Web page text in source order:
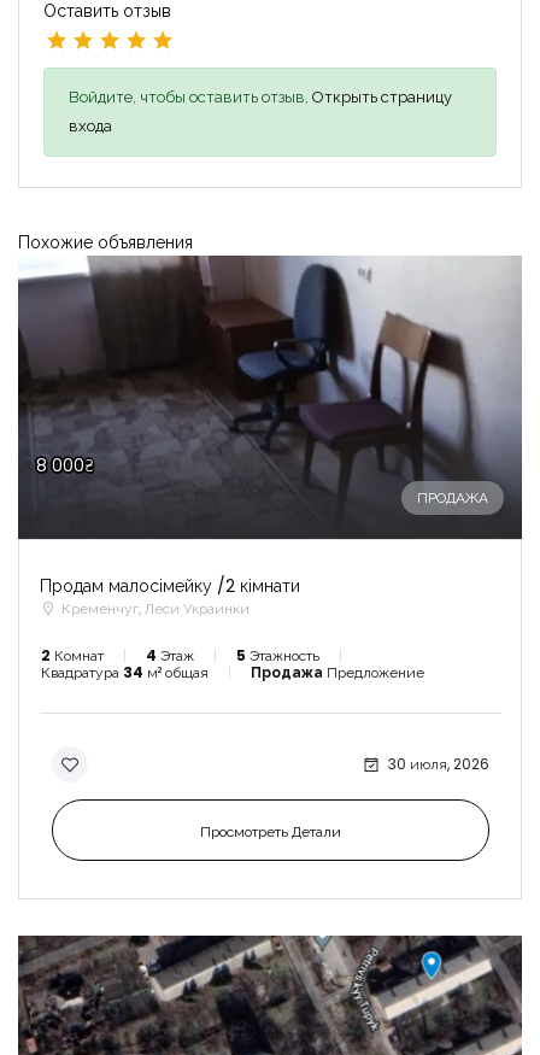
Оставить отзыв
Войдите, чтобы оставить отзыв, Открыть страницу
входа
Похожие объявления
8 000₴
ПРОДАЖА
Продам малосімейку /2 кімнати
Кременчуг, Леси Украинки
2 Комнат 4 Этаж 5 Этажность
Квадратура 34 м² общая Продажа Предложение
30 июля, 2026
Просмотреть Детали